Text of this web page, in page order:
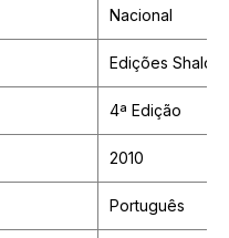
Nacional
Edições Shalom
4ª Edição
2010
Português